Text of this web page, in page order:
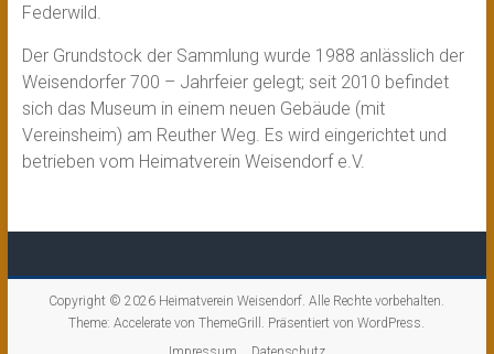
Federwild.
Der Grundstock der Sammlung wurde 1988 anlässlich der
Weisendorfer 700 – Jahrfeier gelegt; seit 2010 befindet
sich das Museum in einem neuen Gebäude (mit
Vereinsheim) am Reuther Weg. Es wird eingerichtet und
betrieben vom Heimatverein Weisendorf e.V.
Copyright © 2026 Heimatverein Weisendorf . Alle Rechte vorbehalten.
Theme:Accelerate von ThemeGrill. Präsentiert vonWordPress